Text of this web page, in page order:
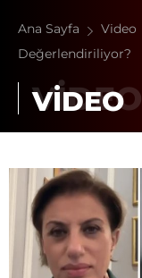
Ana Sayfa Video
Değerlendiriliyor?
VİDEO